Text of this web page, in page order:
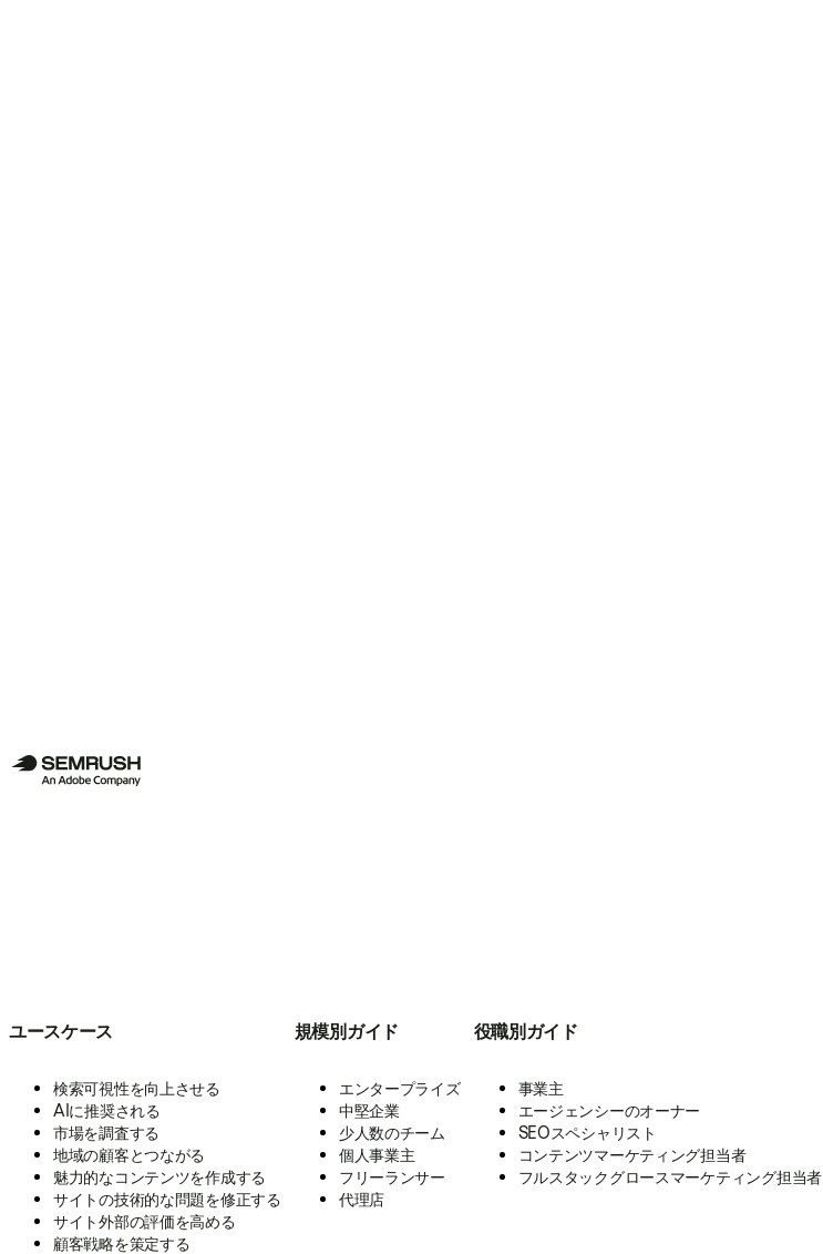
ユースケース
検索可視性を向上させる
AIに推奨される
市場を調査する
地域の顧客とつながる
魅力的なコンテンツを作成する
サイトの技術的な問題を修正する
サイト外部の評価を高める
顧客戦略を策定する
規模別ガイド
エンタープライズ
中堅企業
少人数のチーム
個人事業主
フリーランサー
代理店
役職別ガイド
事業主
エージェンシーのオーナー
SEOスペシャリスト
コンテンツマーケティング担当者
フルスタックグロースマーケティング担当者